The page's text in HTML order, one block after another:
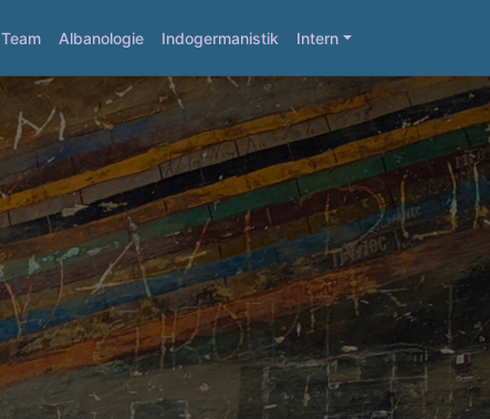
Team Albanologie Indogermanistik Intern